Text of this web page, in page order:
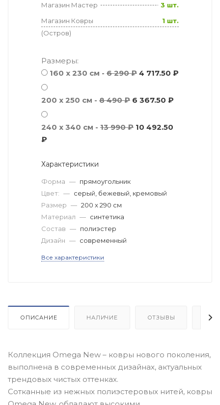
Магазин Мастер
3 шт.
Магазин Ковры
(Остров)
1 шт.
Размеры:
160 x 230 см - 6 290 ₽ 4 717.50 ₽
200 x 250 см - 8 490 ₽ 6 367.50 ₽
240 x 340 см - 13 990 ₽ 10 492.50
₽
Характеристики
Форма — прямоугольник
Цвет: — серый, бежевый, кремовый
Размер — 200 x 290 см
Материал — синтетика
Состав — полиэстер
Дизайн — современный
Все характеристики
ОПИСАНИЕ НАЛИЧИЕ ОТЗЫВЫ
Коллекция Omega New – ковры нового поколения,
выполнена в современных дизайнах, актуальных
трендовых чистых оттенках.
Сотканные из нежных полиэстеровых нитей, ковры